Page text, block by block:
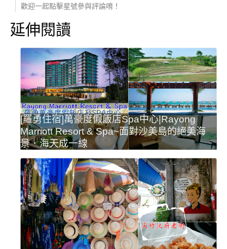
歡迎一起點擊星號參與評論唷！
延伸閱讀
[羅勇住宿]萬豪度假飯店Spa中心|Rayong
Marriott Resort & Spa~面對沙美島的絕美海
景．海天成一線